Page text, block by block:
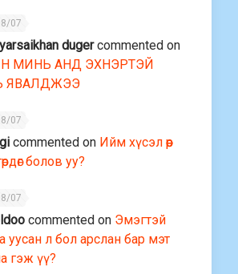
07
dugercommented on
МИНЬ АНД ЭХНЭРТЭЙ
ЯВАЛДЖЭЭ
07
commented on Ийм хүсэл өөр
болов уу?
07
commented on Эмэгтэй
уусан л бол арслан бар мэт
гэж үү?